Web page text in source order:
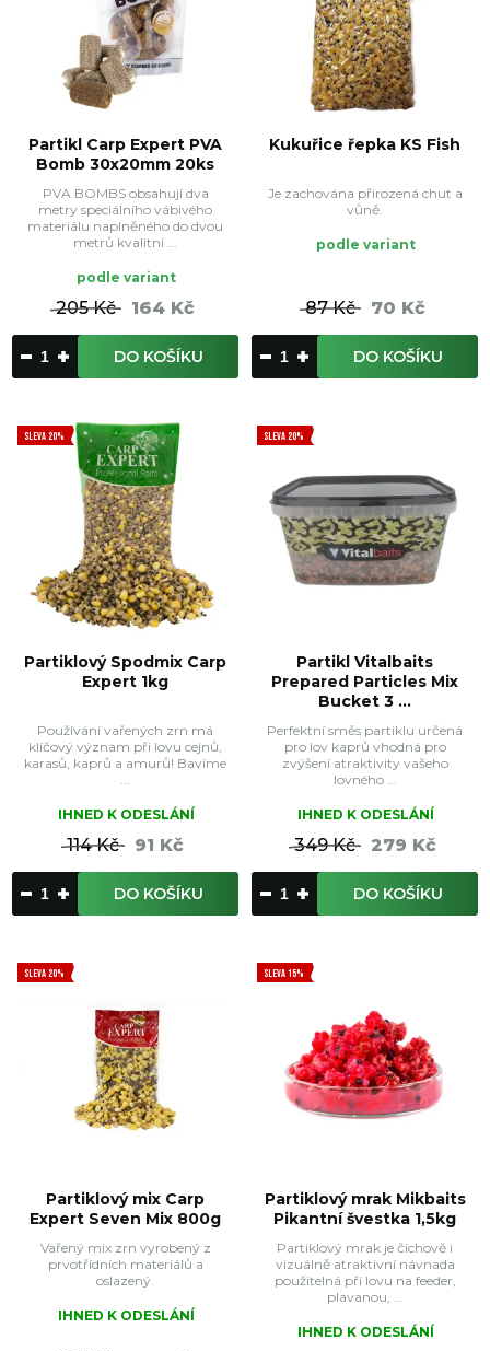
Partikl Carp Expert PVA
Bomb 30x20mm 20ks
PVA BOMBS obsahují dva
metry speciálního vábivého
materiálu naplněného do dvou
metrů kvalitní ...
podle variant
205 Kč 164 Kč
DO KOŠÍKU
Kukuřice řepka KS Fish
Je zachována přirozená chut a
vůně.
podle variant
87 Kč 70 Kč
DO KOŠÍKU
SLEVA 20%
Partiklový Spodmix Carp
Expert 1kg
Používání vařených zrn má
klíčový význam při lovu cejnů,
karasů, kaprů a amurů! Bavíme
...
IHNED K ODESLÁNÍ
114 Kč 91 Kč
DO KOŠÍKU
SLEVA 20%
Partikl Vitalbaits
Prepared Particles Mix
Bucket 3 ...
Perfektní směs partiklu určená
pro lov kaprů vhodná pro
zvýšení atraktivity vašeho
lovného ...
IHNED K ODESLÁNÍ
349 Kč 279 Kč
DO KOŠÍKU
SLEVA 20%
Partiklový mix Carp
Expert Seven Mix 800g
Vařený mix zrn vyrobený z
prvotřídních materiálů a
oslazený.
IHNED K ODESLÁNÍ
SLEVA 15%
Partiklový mrak Mikbaits
Pikantní švestka 1,5kg
Partiklový mrak je čichově i
vizuálně atraktivní návnada
použitelná při lovu na feeder,
plavanou, ...
IHNED K ODESLÁNÍ